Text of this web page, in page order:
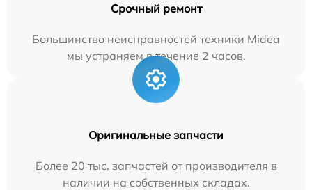
Срочный ремонт
Большинство неисправностей техники Midea
мы устраняем в течение 2 часов.
Оригинальные запчасти
Более 20 тыс. запчастей от производителя в
наличии на собственных складах.